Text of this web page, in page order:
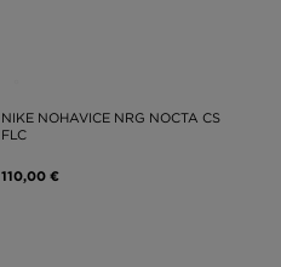
NIKE NOHAVICE NRG NOCTA CS
FLC
110,00 €